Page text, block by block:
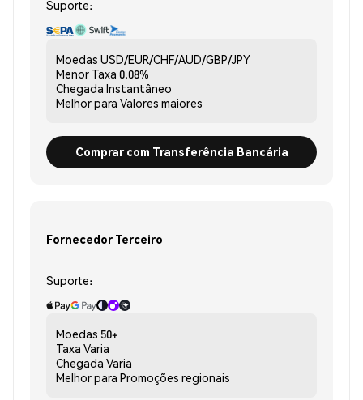
Suporte:
Moedas USD/EUR/CHF/AUD/GBP/JPY
Menor Taxa 0.08%
Chegada Instantâneo
Melhor para Valores maiores
Comprar com Transferência Bancária
Fornecedor Terceiro
Suporte:
Moedas 50+
Taxa Varia
Chegada Varia
Melhor para Promoções regionais